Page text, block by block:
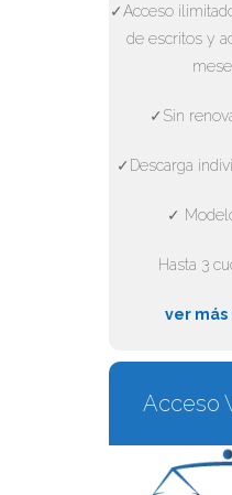
✓Acceso
de escritos y
✓Sin
✓Descarga
✓
Hasta 3
ver
Acceso